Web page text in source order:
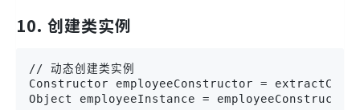
10. 创建类实例
// 动态创建类实例
Constructor employeeConstructor =
Object employeeInstance =